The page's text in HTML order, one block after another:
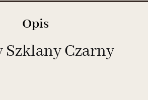
Opis
Szklany Czarny